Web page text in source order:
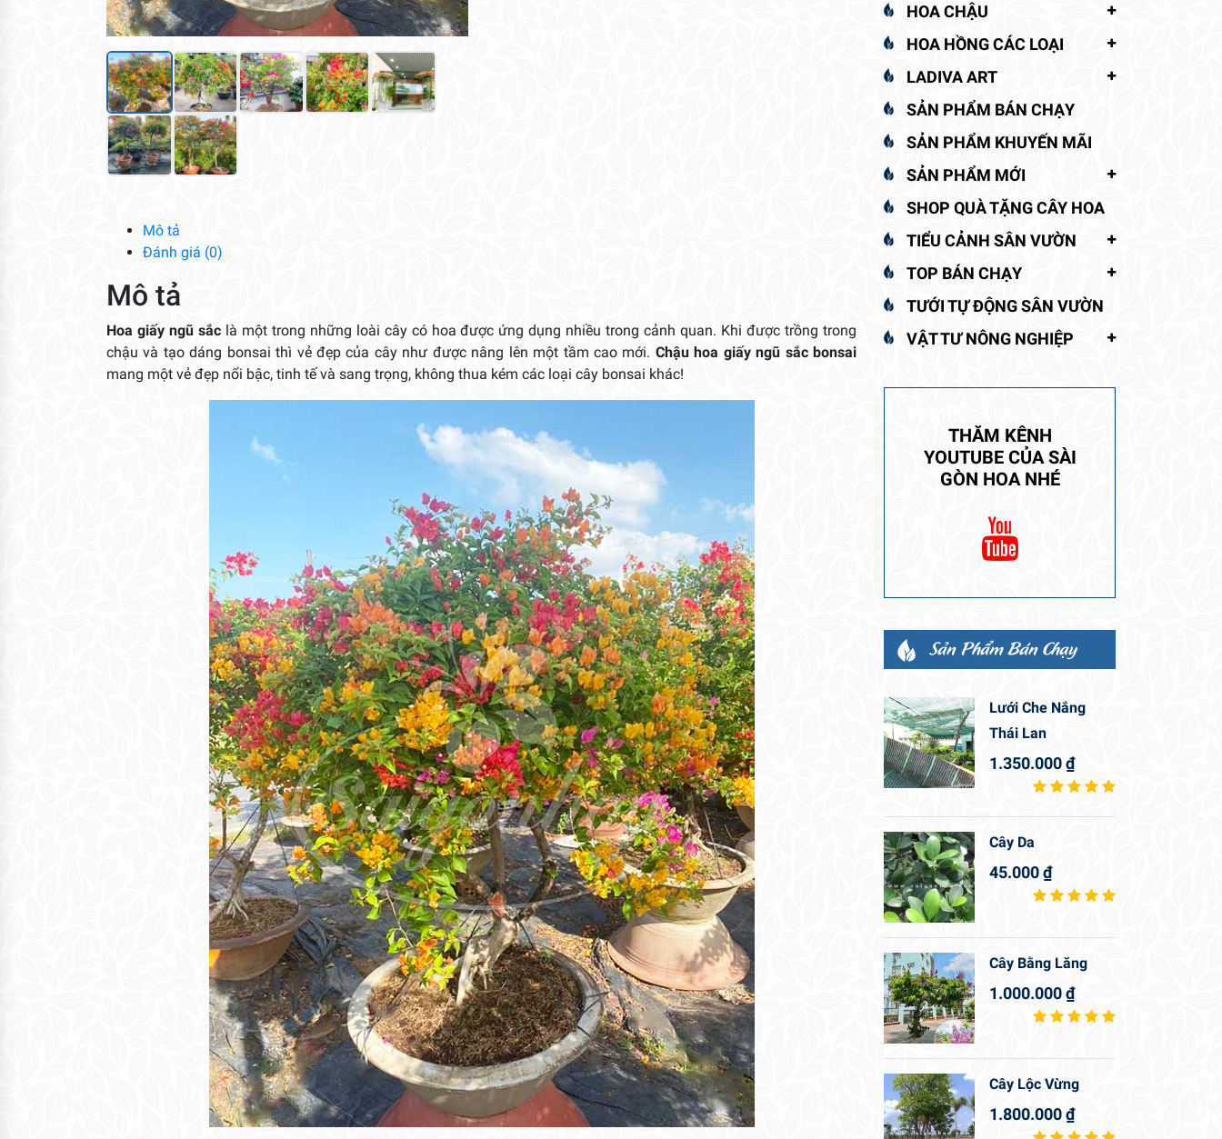
Mô tả
Đánh giá (0)
Mô tả
Hoa giấy ngũ sắclà một trong những loài cây có hoa được ứng dụng nhiều trong cảnh quan. Khi được trồng trong
chậu và tạo dáng bonsai thì vẻ đẹp của cây như được nâng lên một tầm cao mới. Chậu hoa giấy ngũ sắc bonsai
mang một vẻ đẹp nổi bậc, tinh tế và sang trọng, không thua kém các loại cây bonsai khác!
HOA CHẬU
HOA HỒNG CÁC LOẠI
LADIVA ART
SẢN PHẨM BÁN CHẠY
SẢN PHẨM KHUYẾN MÃI
SẢN PHẨM MỚI
SHOP QUÀ TẶNG CÂY HOA
TIỂU CẢNH SÂN VƯỜN
TOP BÁN CHẠY
TƯỚI TỰ ĐỘNG SÂN VƯỜN
VẬT TƯ NÔNG NGHIỆP
THĂM KÊNH
YOUTUBE CỦA SÀI
GÒN HOA NHÉ
Sản Phẩm Bán Chạy
Lưới Che Nắng
Thái Lan
1.350.000₫
Cây Da
45.000₫
Cây Bằng Lăng
1.000.000₫
Cây Lộc Vừng
1.800.000₫